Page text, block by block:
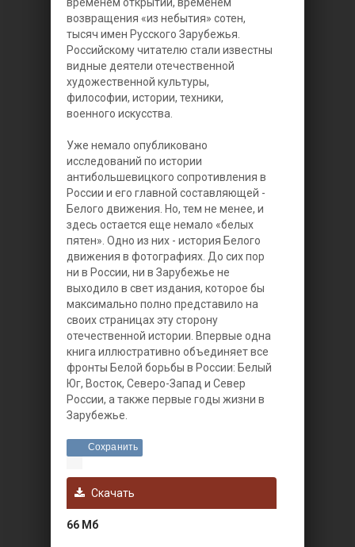
возвращения «из небытия» сотен,
тысяч имен Русского Зарубежья.
Российскому читателю стали известны
видные деятели отечественной
художественной культуры,
философии, истории, техники,
военного искусства.
Уже немало опубликовано
исследований по истории
антибольшевицкого сопротивления в
России и его главной составляющей -
Белого движения. Но, тем не менее, и
здесь остается еще немало «белых
пятен». Одно из них - история Белого
движения в фотографиях. До сих пор
ни в России, ни в Зарубежье не
выходило в свет издания, которое бы
максимально полно представило на
своих страницах эту сторону
отечественной истории. Впервые одна
книга иллюстративно объединяет все
фронты Белой борьбы в России: Белый
Юг, Восток, Северо-Запад и Север
России, а также первые годы жизни в
Зарубежье.
Сохранить
Скачать
66 Мб